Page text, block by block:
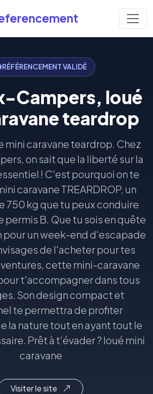
RÉFÉRENCEMENT VALIDÉ
Campers, loué
teardrop
mini caravane teardrop. Chez
on sait que la liberté sur la
! C'est pourquoi on te
caravane TREARDROP, un
750 kg que tu peux conduire
permis B. Que tu sois en quête
pour un week-end d'escapade
de l'acheter pour tes
cette mini-caravane
t'accompagner dans tous
Son design compact et
te permettra de profiter
la nature tout en ayant tout le
Prêt à t'évader ? loué mini
caravane
Visiter le site